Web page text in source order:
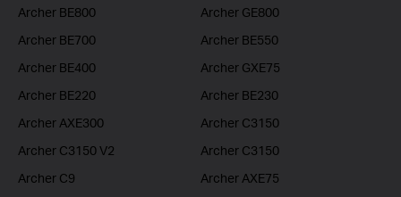
Archer BE800
Archer GE800
Archer BE700
Archer BE550
Archer BE400
Archer GXE75
Archer BE220
Archer BE230
Archer AXE300
Archer C3150
Archer C3150 V2
Archer C3150
Archer C9
Archer AXE75